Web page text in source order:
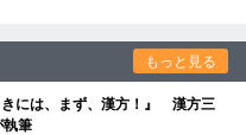
もっと見る
には、まず、漢方！』 漢方三
執筆